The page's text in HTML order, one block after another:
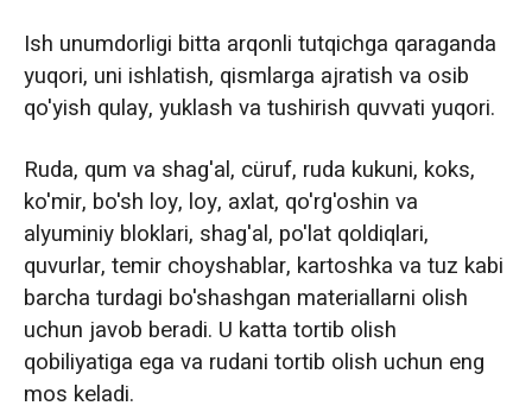
Ish unumdorligi bitta arqonli tutqichga qaraganda
yuqori, uni ishlatish, qismlarga ajratish va osib
qo'yish qulay, yuklash va tushirish quvvati yuqori.
Ruda, qum va shag'al, cüruf, ruda kukuni, koks,
ko'mir, bo'sh loy, loy, axlat, qo'rg'oshin va
alyuminiy bloklari, shag'al, po'lat qoldiqlari,
quvurlar, temir choyshablar, kartoshka va tuz kabi
barcha turdagi bo'shashgan materiallarni olish
uchun javob beradi. U katta tortib olish
qobiliyatiga ega va rudani tortib olish uchun eng
mos keladi.